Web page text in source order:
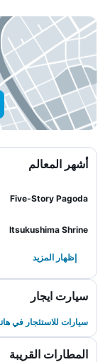
أشهر المعالم
Five-Story Pagoda
Itsukushima Shrine
إظهار المزيد
سيارت ايجار
سيارات للاستئجار في
المطارات القريبة